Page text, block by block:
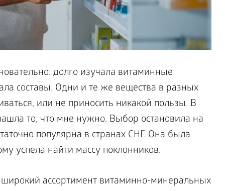
долго изучала витаминные
составы. Одни и те же вещества в разных
или не приносить никакой пользы. В
то, что мне нужно. Выбор остановила на
популярна в странах СНГ. Она была
успела найти массу поклонников.
ассортимент витаминно-минеральных